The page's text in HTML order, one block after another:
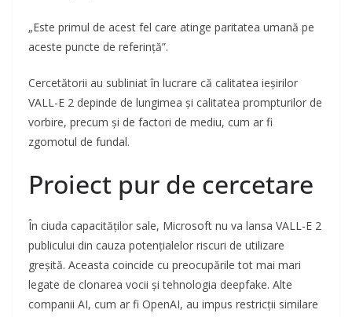
„Este primul de acest fel care atinge paritatea umană pe
aceste puncte de referință”.
Cercetătorii au subliniat în lucrare că calitatea ieșirilor
VALL-E 2 depinde de lungimea și calitatea prompturilor de
vorbire, precum și de factori de mediu, cum ar fi
zgomotul de fundal.
Proiect pur de cercetare
În ciuda capacităților sale, Microsoft nu va lansa VALL-E 2
publicului din cauza potențialelor riscuri de utilizare
greșită. Aceasta coincide cu preocupările tot mai mari
legate de clonarea vocii și tehnologia deepfake. Alte
companii AI, cum ar fi OpenAI, au impus restricții similare